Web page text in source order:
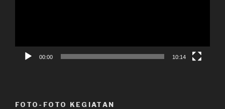
00:00 10:14
FOTO-FOTO KEGIATAN